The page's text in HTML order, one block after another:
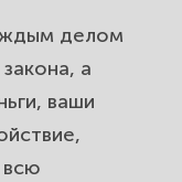
делом
а
ваши